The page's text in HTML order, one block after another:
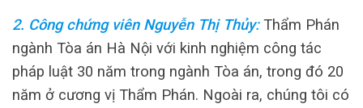
2. Công chứng viên Nguyễn Thị Thủy:Thẩm Phán
ngành Tòa án Hà Nội với kinh nghiệm công tác
pháp luật 30 năm trong ngành Tòa án, trong đó 20
năm ở cương vị Thẩm Phán. Ngoài ra, chúng tôi có